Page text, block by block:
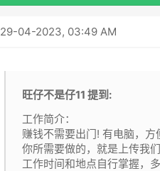
29-04-2023, 03:49 AM
旺仔不是仔11 提到:
工作简介：
赚钱不需要出门! 有电脑，
你所需要做的，就是上传我
工作时间和地点自行掌握，